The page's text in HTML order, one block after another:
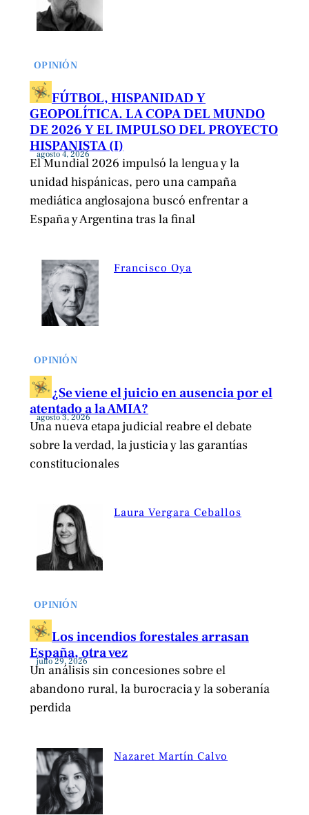
OPINIÓN
FÚTBOL, HISPANIDAD Y
GEOPOLÍTICA. LA COPA DEL MUNDO
DE 2026 Y EL IMPULSO DEL PROYECTO
HISPANISTA (I)
agosto 4, 2026
El Mundial 2026 impulsó la lengua y la
unidad hispánicas, pero una campaña
mediática anglosajona buscó enfrentar a
España y Argentina tras la final
Francisco Oya
OPINIÓN
¿Se viene el juicio en ausencia por el
atentado a la AMIA?
agosto 3, 2026
Una nueva etapa judicial reabre el debate
sobre la verdad, la justicia y las garantías
constitucionales
Laura Vergara Ceballos
OPINIÓN
Los incendios forestales arrasan
España, otra vez
julio 29, 2026
Un análisis sin concesiones sobre el
abandono rural, la burocracia y la soberanía
perdida
Nazaret Martín Calvo